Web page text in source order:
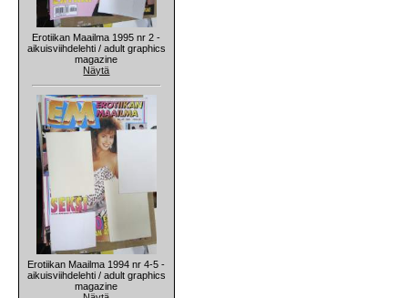
Erotiikan Maailma 1995 nr 2 -
aikuisviihdelehti / adult graphics
magazine
Näytä
Erotiikan Maailma 1994 nr 4-5 -
aikuisviihdelehti / adult graphics
magazine